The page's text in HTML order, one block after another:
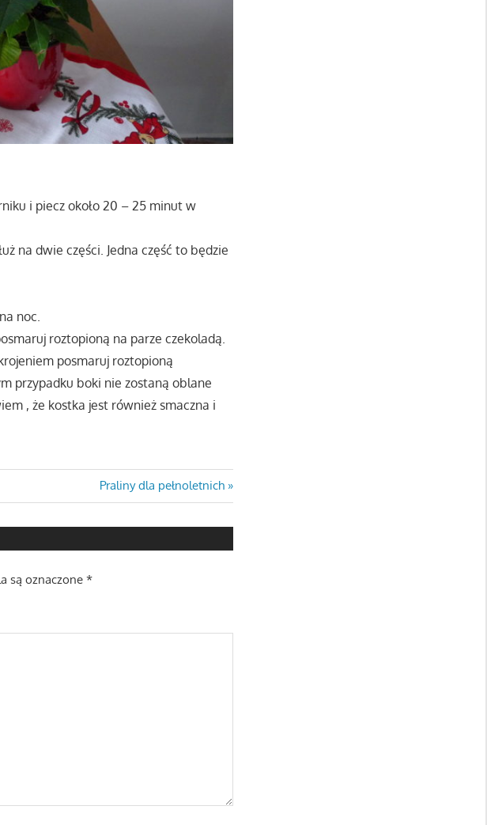
i piecz około 20 – 25 minut w
na dwie części. Jedna część to będzie
noc.
roztopioną na parze czekoladą.
posmaruj roztopioną
przypadku boki nie zostaną oblane
, że kostka jest również smaczna i
Next
Post:
Praliny dla pełnoletnich
są oznaczone*